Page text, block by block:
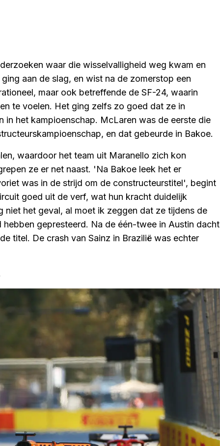
waar die wisselvalligheid weg kwam en
aan de slag, en wist na de zomerstop een
maar ook betreffende de SF-24, waarin
te voelen. Het ging zelfs zo goed dat ze in
in het kampioenschap. McLaren was de eerste die
en dat gebeurde in Bakoe.
waardoor het team uit Maranello zich kon
ze er net naast. 'Na Bakoe leek het er
was in de strijd om de constructeurstitel', begint
goed uit de verf, wat hun kracht duidelijk
niet het geval, al moet ik zeggen dat ze tijdens de
gepresteerd. Na de één-twee in Austin dacht
titel. De crash van Sainz in Brazilië was echter